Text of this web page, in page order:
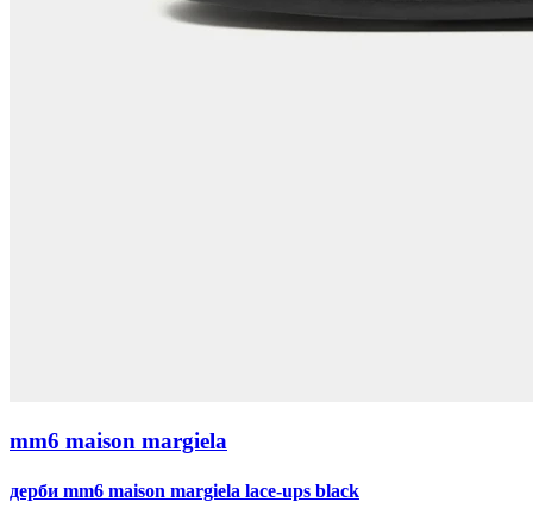
mm6 maison margiela
дерби mm6 maison margiela lace-ups black